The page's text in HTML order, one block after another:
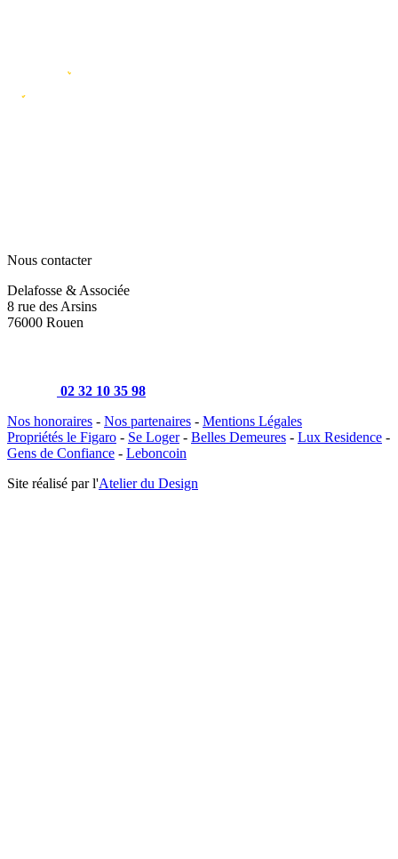
Nous contacter
Delafosse & Associée
8 rue des Arsins
76000 Rouen
02 32 10 35 98
Nos honoraires - Nos partenaires - Mentions Légales
Propriétés le Figaro - Se Loger- Belles Demeures - Lux Residence -
Gens de Confiance - Leboncoin
Site réalisé par l'Atelier du Design